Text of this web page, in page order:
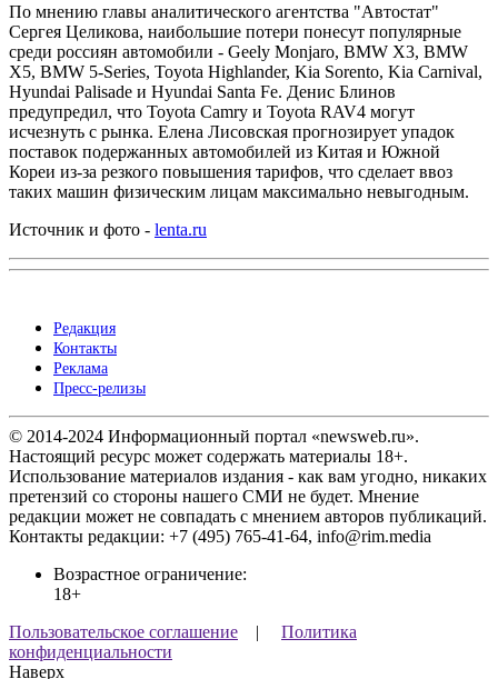
По мнению главы аналитического агентства "Автостат"
Сергея Целикова, наибольшие потери понесут популярные
среди россиян автомобили - Geely Monjaro, BMW X3, BMW
X5, BMW 5-Series, Toyota Highlander, Kia Sorento, Kia Carnival,
Hyundai Palisade и Hyundai Santa Fe. Денис Блинов
предупредил, что Toyota Camry и Toyota RAV4 могут
исчезнуть с рынка. Елена Лисовская прогнозирует упадок
поставок подержанных автомобилей из Китая и Южной
Кореи из-за резкого повышения тарифов, что сделает ввоз
таких машин физическим лицам максимально невыгодным.
Источник и фото - lenta.ru
Редакция
Контакты
Реклама
Пресс-релизы
© 2014-2024 Информационный портал «newsweb.ru».
Настоящий ресурс может содержать материалы 18+.
Использование материалов издания - как вам угодно, никаких
претензий со стороны нашего СМИ не будет. Мнение
редакции может не совпадать с мнением авторов публикаций.
Контакты редакции: +7 (495) 765-41-64, info@rim.media
Возрастное ограничение:
18+
Пользовательское соглашение | Политика
конфиденциальности
Наверх